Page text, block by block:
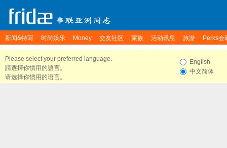
新闻&特写 时尚娱乐 Money 交友社区 家族 活动讯息 旅游 Perks会
Please select your preferred language.
請選擇你慣用的語言。
请选择你惯用的语言。
English
中文简体